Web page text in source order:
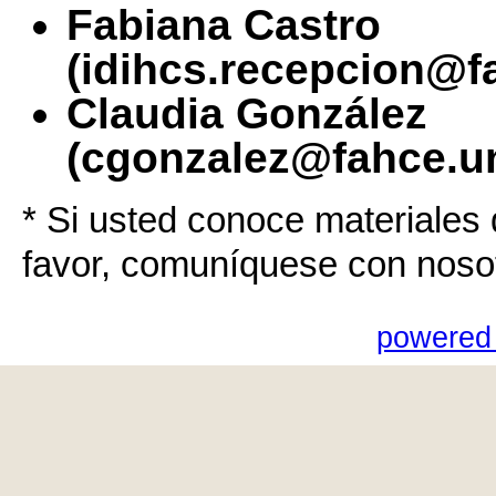
Fabiana Castro
Claudia González
* Si usted conoce
favor, comuníquese con